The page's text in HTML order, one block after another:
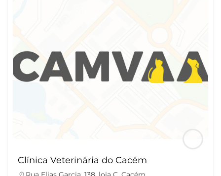
Clínica Veterinária do Cacém